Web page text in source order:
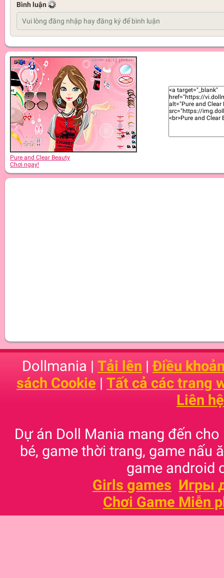
Bình luận
Pure and Clear Beauty
Chơi ngay!
Dollmania | Tải lên |Điều
sách Cookie | Tất cả các trang
Liên
Dự án Doll Mania mang đến
bé, game thời trang, game nấu
game android
Girls games Игры
Chơi Game Miễn